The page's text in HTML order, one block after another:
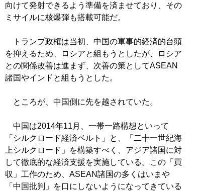
向けて発射できるよう準備を済ませており、その
ミサイルに核爆弾も搭載可能だ。
トランプ政権は当初、中国の軍事的経済的台頭
を抑えるため、ロシアと組もうとしたが、ロシア
との関係改善は進まず、次善の策としてASEAN
諸国やインドと組もうとした。
ところが、中国側に先を越されていた。
中国は2014年11月、一帯一路構想といって
「シルクロード経済ベルト」と、「二十一世紀海
上シルクロード」を構築すべく、アジア諸国に対
して徹底的な経済支援を実施している。この「買
収」工作のため、ASEAN諸国の多くはいまや
「中国批判」を口にしないようになってきている